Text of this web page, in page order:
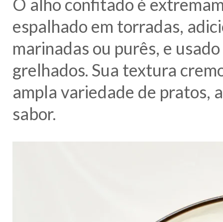
O alho confitado é
espalhado em torradas,
marinadas ou purês, e
grelhados. Sua textura
ampla variedade de pratos,
sabor.